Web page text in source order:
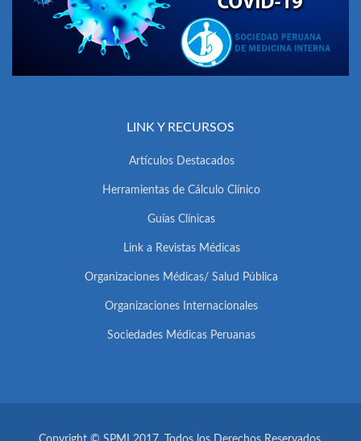
LINK Y RECURSOS
Artículos Destacados
Herramientas de Cálculo Clínico
Guías Clínicas
Link a Revistas Médicas
Organizaciones Médicas/ Salud Pública
Organizaciones Internacionales
Sociedades Médicas Peruanas